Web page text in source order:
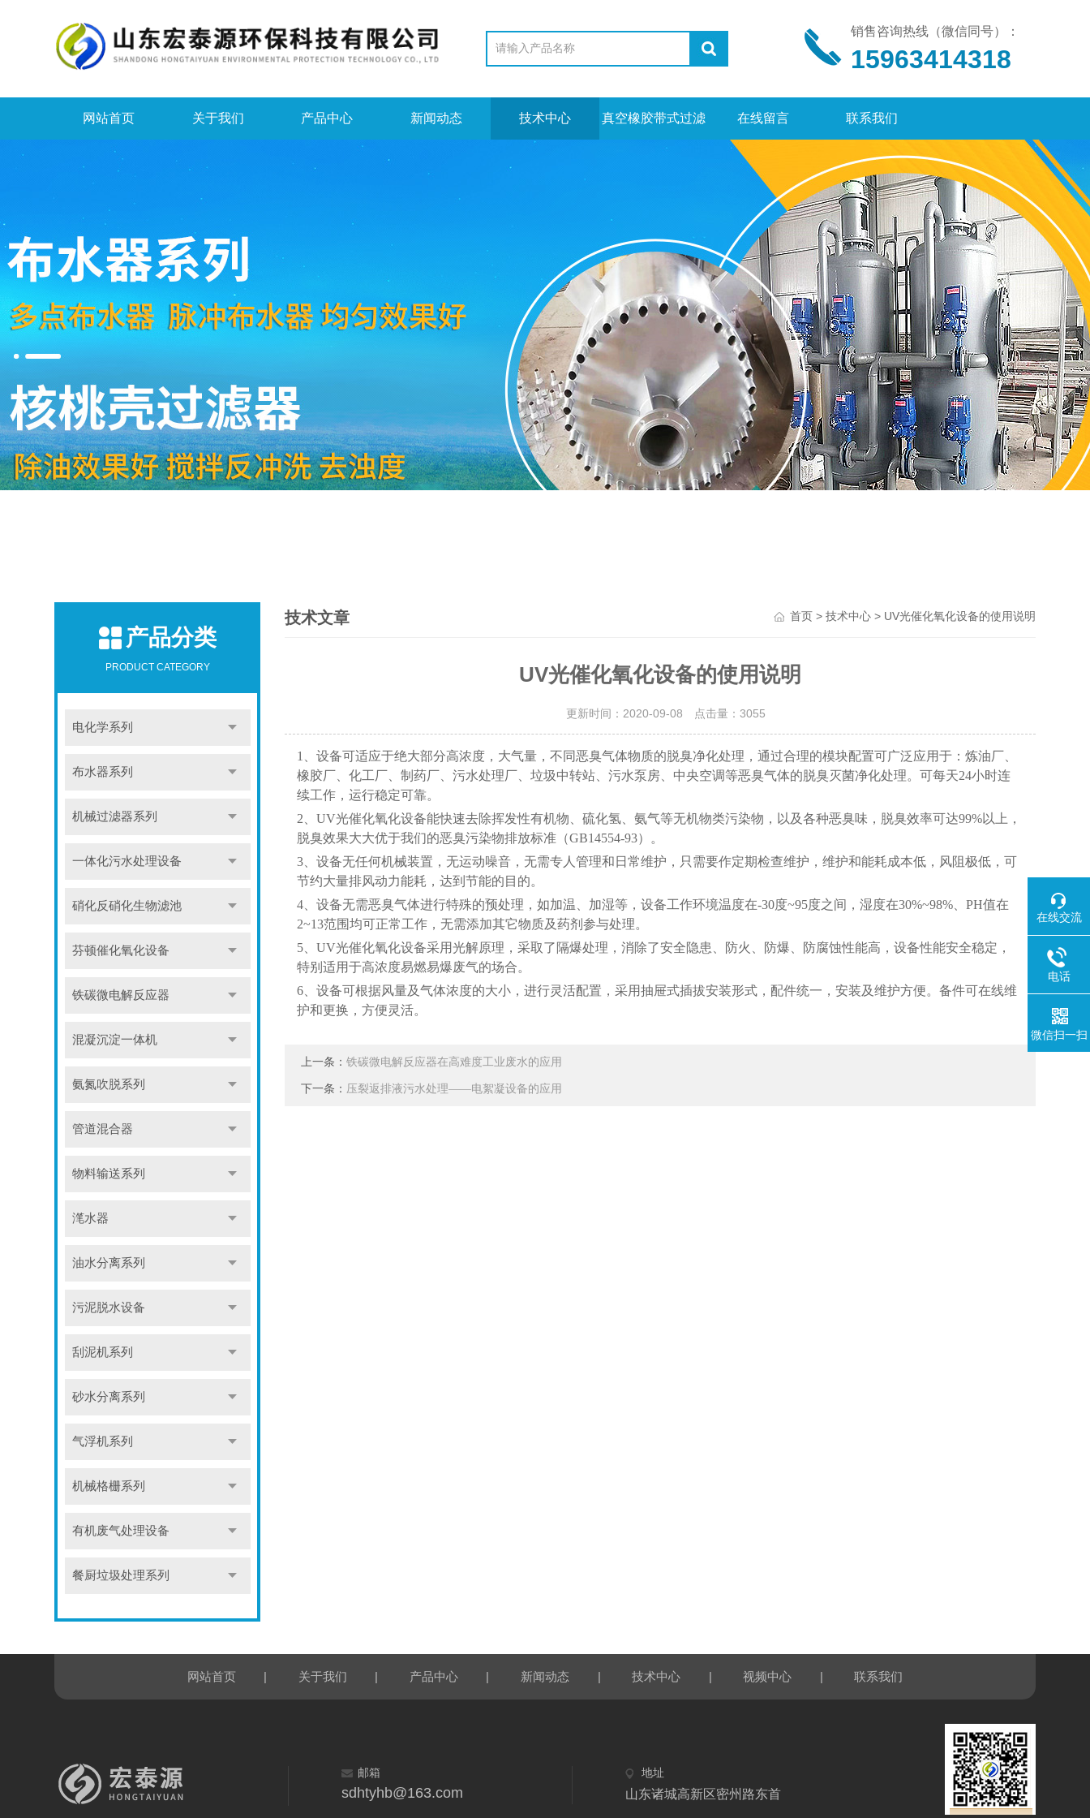
销售咨询热线（微信同号）：
15963414318
网站首页 关于我们 产品中心 新闻动态 技术中心 真空橡胶带式过滤 在线留言 联系我们
产品分类
PRODUCT CATEGORY
电化学系列
布水器系列
机械过滤器系列
一体化污水处理设备
硝化反硝化生物滤池
芬顿催化氧化设备
铁碳微电解反应器
混凝沉淀一体机
氨氮吹脱系列
管道混合器
物料输送系列
滗水器
油水分离系列
污泥脱水设备
刮泥机系列
砂水分离系列
气浮机系列
机械格栅系列
有机废气处理设备
餐厨垃圾处理系列
技术文章 首页> 技术中心> UV光催化氧化设备的使用说明
UV光催化氧化设备的使用说明
更新时间：2020-09-08 点击量：3055
1、设备可适应于绝大部分高浓度，大气量，不同恶臭气体物质的脱臭净化处理，通过合理的模块配置可广泛应用于：炼油厂、
橡胶厂、化工厂、制药厂、污水处理厂、垃圾中转站、污水泵房、中央空调等恶臭气体的脱臭灭菌净化处理。可每天24小时连
续工作，运行稳定可靠。
2、UV光催化氧化设备能快速去除挥发性有机物、硫化氢、氨气等无机物类污染物，以及各种恶臭味，脱臭效率可达99%以上，
脱臭效果大大优于我们的恶臭污染物排放标准（GB14554-93）。
3、设备无任何机械装置，无运动噪音，无需专人管理和日常维护，只需要作定期检查维护，维护和能耗成本低，风阻极低，可
节约大量排风动力能耗，达到节能的目的。
4、设备无需恶臭气体进行特殊的预处理，如加温、加湿等，设备工作环境温度在-30度~95度之间，湿度在30%~98%、PH值在
2~13范围均可正常工作，无需添加其它物质及药剂参与处理。
5、UV光催化氧化设备采用光解原理，采取了隔爆处理，消除了安全隐患、防火、防爆、防腐蚀性能高，设备性能安全稳定，
特别适用于高浓度易燃易爆废气的场合。
6、设备可根据风量及气体浓度的大小，进行灵活配置，采用抽屉式插拔安装形式，配件统一，安装及维护方便。备件可在线维
护和更换，方便灵活。
上一条：铁碳微电解反应器在高难度工业废水的应用
下一条： 压裂返排液污水处理——电絮凝设备的应用
网站首页 | 关于我们 | 产品中心 | 新闻动态 | 技术中心 | 视频中心 | 联系我们
邮箱
sdhtyhb@163.com
地址
山东诸城高新区密州路东首
在线交流
电话
微信扫一扫